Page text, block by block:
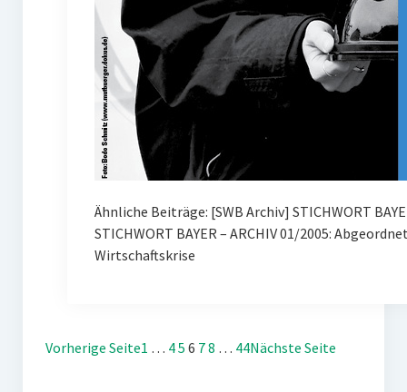
Ähnliche Beiträge: [SWB Archiv] STICHWORT
STICHWORT BAYER – ARCHIV 01/2005:
Wirtschaftskrise
Vorherige Seite1 … 45 6 78 … 44Nächste Seite